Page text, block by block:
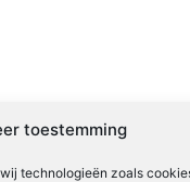
toestemming
technologieën zoals